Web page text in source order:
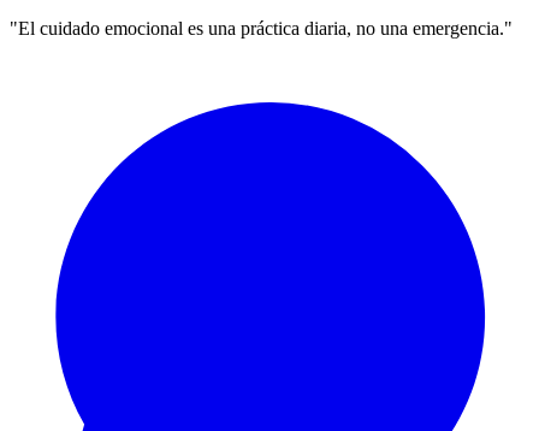
"El cuidado emocional es una práctica diaria, no una emergencia."